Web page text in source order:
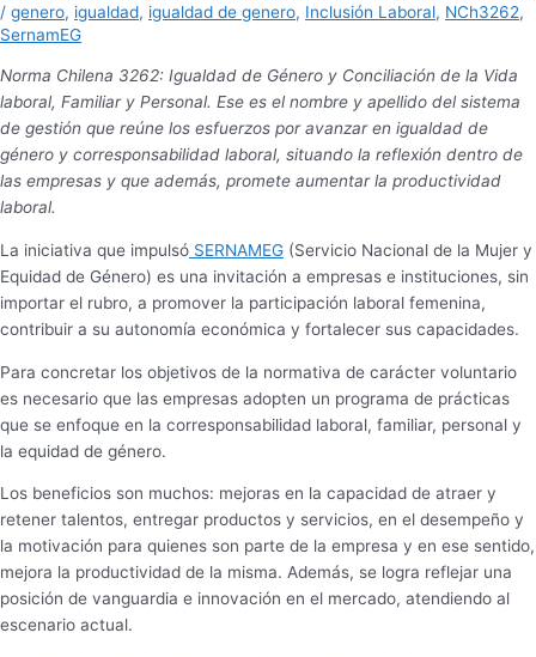
/ genero, igualdad, igualdad de genero, Inclusión Laboral, NCh3262,
SernamEG
Norma Chilena 3262: Igualdad de Género y Conciliación de la Vida
laboral, Familiar y Personal. Ese es el nombre y apellido del sistema
de gestión que reúne los esfuerzos por avanzar en igualdad de
género y corresponsabilidad laboral, situando la reflexión dentro de
las empresas y que además, promete aumentar la productividad
laboral.
La iniciativa que impulsó SERNAMEG (Servicio Nacional de la Mujer y
Equidad de Género) es una invitación a empresas e instituciones, sin
importar el rubro, a promover la participación laboral femenina,
contribuir a su autonomía económica y fortalecer sus capacidades.
Para concretar los objetivos de la normativa de carácter voluntario
es necesario que las empresas adopten un programa de prácticas
que se enfoque en la corresponsabilidad laboral, familiar, personal y
la equidad de género.
Los beneficios son muchos: mejoras en la capacidad de atraer y
retener talentos, entregar productos y servicios, en el desempeño y
la motivación para quienes son parte de la empresa y en ese sentido,
mejora la productividad de la misma. Además, se logra reflejar una
posición de vanguardia e innovación en el mercado, atendiendo al
escenario actual.